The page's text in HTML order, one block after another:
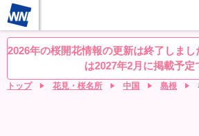
桜レーダー 名所ランキング 桜開花予想
2026年の桜開花情報の更新は終了しま
は2027年2月に掲載予定
トップ 花見・桜名所 中国 島根